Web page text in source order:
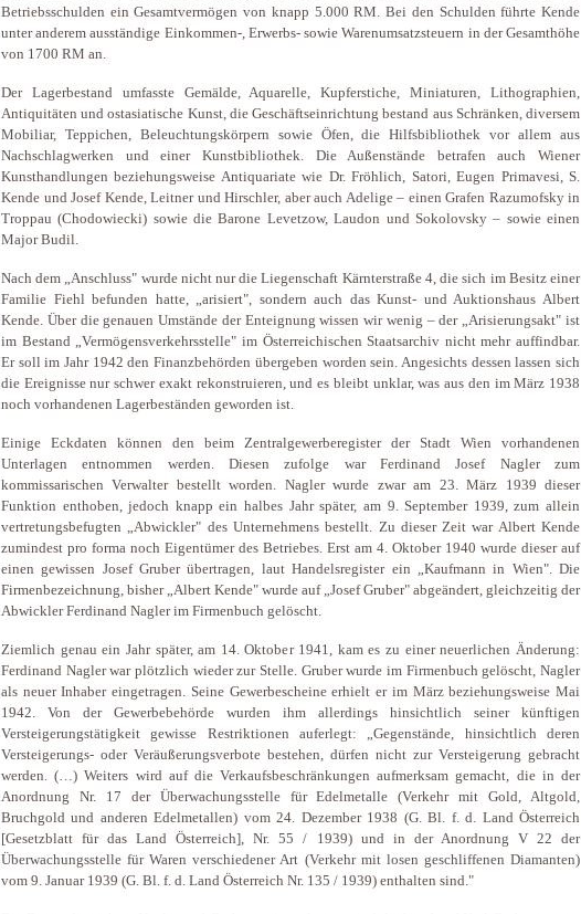
Betriebsschulden ein Gesamtvermögen von knapp 5.000 RM. Bei den Schulden führte Kende
unter anderem ausständige Einkommen-, Erwerbs- sowie Warenumsatzsteuern in der Gesamthöhe
von 1700 RM an.
Der Lagerbestand umfasste Gemälde, Aquarelle, Kupferstiche, Miniaturen, Lithographien,
Antiquitäten und ostasiatische Kunst, die Geschäftseinrichtung bestand aus Schränken, diversem
Mobiliar, Teppichen, Beleuchtungskörpern sowie Öfen, die Hilfsbibliothek vor allem aus
Nachschlagwerken und einer Kunstbibliothek. Die Außenstände betrafen auch Wiener
Kunsthandlungen beziehungsweise Antiquariate wie Dr. Fröhlich, Satori, Eugen Primavesi, S.
Kende und Josef Kende, Leitner und Hirschler, aber auch Adelige – einen Grafen Razumofsky in
Troppau (Chodowiecki) sowie die Barone Levetzow, Laudon und Sokolovsky – sowie einen
Major Budil.
Nach dem „Anschluss" wurde nicht nur die Liegenschaft Kärnterstraße 4, die sich im Besitz einer
Familie Fiehl befunden hatte, „arisiert", sondern auch das Kunst- und Auktionshaus Albert
Kende. Über die genauen Umstände der Enteignung wissen wir wenig – der „Arisierungsakt" ist
im Bestand „Vermögensverkehrsstelle" im Österreichischen Staatsarchiv nicht mehr auffindbar.
Er soll im Jahr 1942 den Finanzbehörden übergeben worden sein. Angesichts dessen lassen sich
die Ereignisse nur schwer exakt rekonstruieren, und es bleibt unklar, was aus den im März 1938
noch vorhandenen Lagerbeständen geworden ist.
Einige Eckdaten können den beim Zentralgewerberegister der Stadt Wien vorhandenen
Unterlagen entnommen werden. Diesen zufolge war Ferdinand Josef Nagler zum
kommissarischen Verwalter bestellt worden. Nagler wurde zwar am 23. März 1939 dieser
Funktion enthoben, jedoch knapp ein halbes Jahr später, am 9. September 1939, zum allein
vertretungsbefugten „Abwickler" des Unternehmens bestellt. Zu dieser Zeit war Albert Kende
zumindest pro forma noch Eigentümer des Betriebes. Erst am 4. Oktober 1940 wurde dieser auf
einen gewissen Josef Gruber übertragen, laut Handelsregister ein „Kaufmann in Wien". Die
Firmenbezeichnung, bisher „Albert Kende" wurde auf „Josef Gruber" abgeändert, gleichzeitig der
Abwickler Ferdinand Nagler im Firmenbuch gelöscht.
Ziemlich genau ein Jahr später, am 14. Oktober 1941, kam es zu einer neuerlichen Änderung:
Ferdinand Nagler war plötzlich wieder zur Stelle. Gruber wurde im Firmenbuch gelöscht, Nagler
als neuer Inhaber eingetragen. Seine Gewerbescheine erhielt er im März beziehungsweise Mai
1942. Von der Gewerbebehörde wurden ihm allerdings hinsichtlich seiner künftigen
Versteigerungstätigkeit gewisse Restriktionen auferlegt: „Gegenstände, hinsichtlich deren
Versteigerungs- oder Veräußerungsverbote bestehen, dürfen nicht zur Versteigerung gebracht
werden. (…) Weiters wird auf die Verkaufsbeschränkungen aufmerksam gemacht, die in der
Anordnung Nr. 17 der Überwachungsstelle für Edelmetalle (Verkehr mit Gold, Altgold,
Bruchgold und anderen Edelmetallen) vom 24. Dezember 1938 (G. Bl. f. d. Land Österreich
[Gesetzblatt für das Land Österreich], Nr. 55 / 1939) und in der Anordnung V 22 der
Überwachungsstelle für Waren verschiedener Art (Verkehr mit losen geschliffenen Diamanten)
vom 9. Januar 1939 (G. Bl. f. d. Land Österreich Nr. 135 / 1939) enthalten sind."